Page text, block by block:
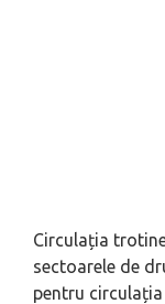
Circulația
sectoarele de
pentru